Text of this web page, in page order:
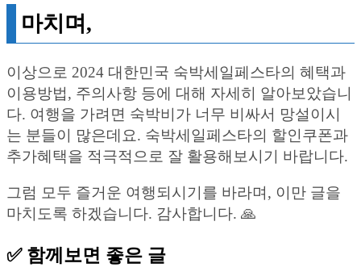
마치며,
이상으로 2024 대한민국 숙박세일페스타의 혜택과
이용방법, 주의사항 등에 대해 자세히 알아보았습니
다. 여행을 가려면 숙박비가 너무 비싸서 망설이시
는 분들이 많은데요. 숙박세일페스타의 할인쿠폰과
추가혜택을 적극적으로 잘 활용해보시기 바랍니다.
그럼 모두 즐거운 여행되시기를 바라며, 이만 글을
마치도록 하겠습니다. 감사합니다. 🙏
✅ 함께보면 좋은 글